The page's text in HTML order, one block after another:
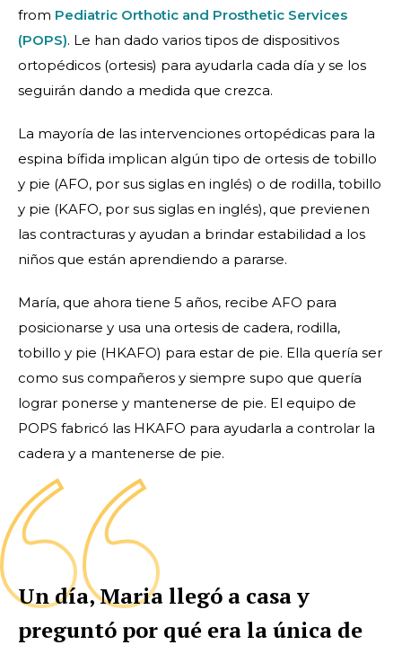
from Pediatric Orthotic and Prosthetic Services
(POPS). Le han dado varios tipos de dispositivos
ortopédicos (ortesis) para ayudarla cada día y se los
seguirán dando a medida que crezca.
La mayoría de las intervenciones ortopédicas para la
espina bífida implican algún tipo de ortesis de tobillo
y pie (AFO, por sus siglas en inglés) o de rodilla, tobillo
y pie (KAFO, por sus siglas en inglés), que previenen
las contracturas y ayudan a brindar estabilidad a los
niños que están aprendiendo a pararse.
María, que ahora tiene 5 años, recibe AFO para
posicionarse y usa una ortesis de cadera, rodilla,
tobillo y pie (HKAFO) para estar de pie. Ella quería ser
como sus compañeros y siempre supo que quería
lograr ponerse y mantenerse de pie. El equipo de
POPS fabricó las HKAFO para ayudarla a controlar la
cadera y a mantenerse de pie.
Un día, Maria llegó a casa y
preguntó por qué era la única de